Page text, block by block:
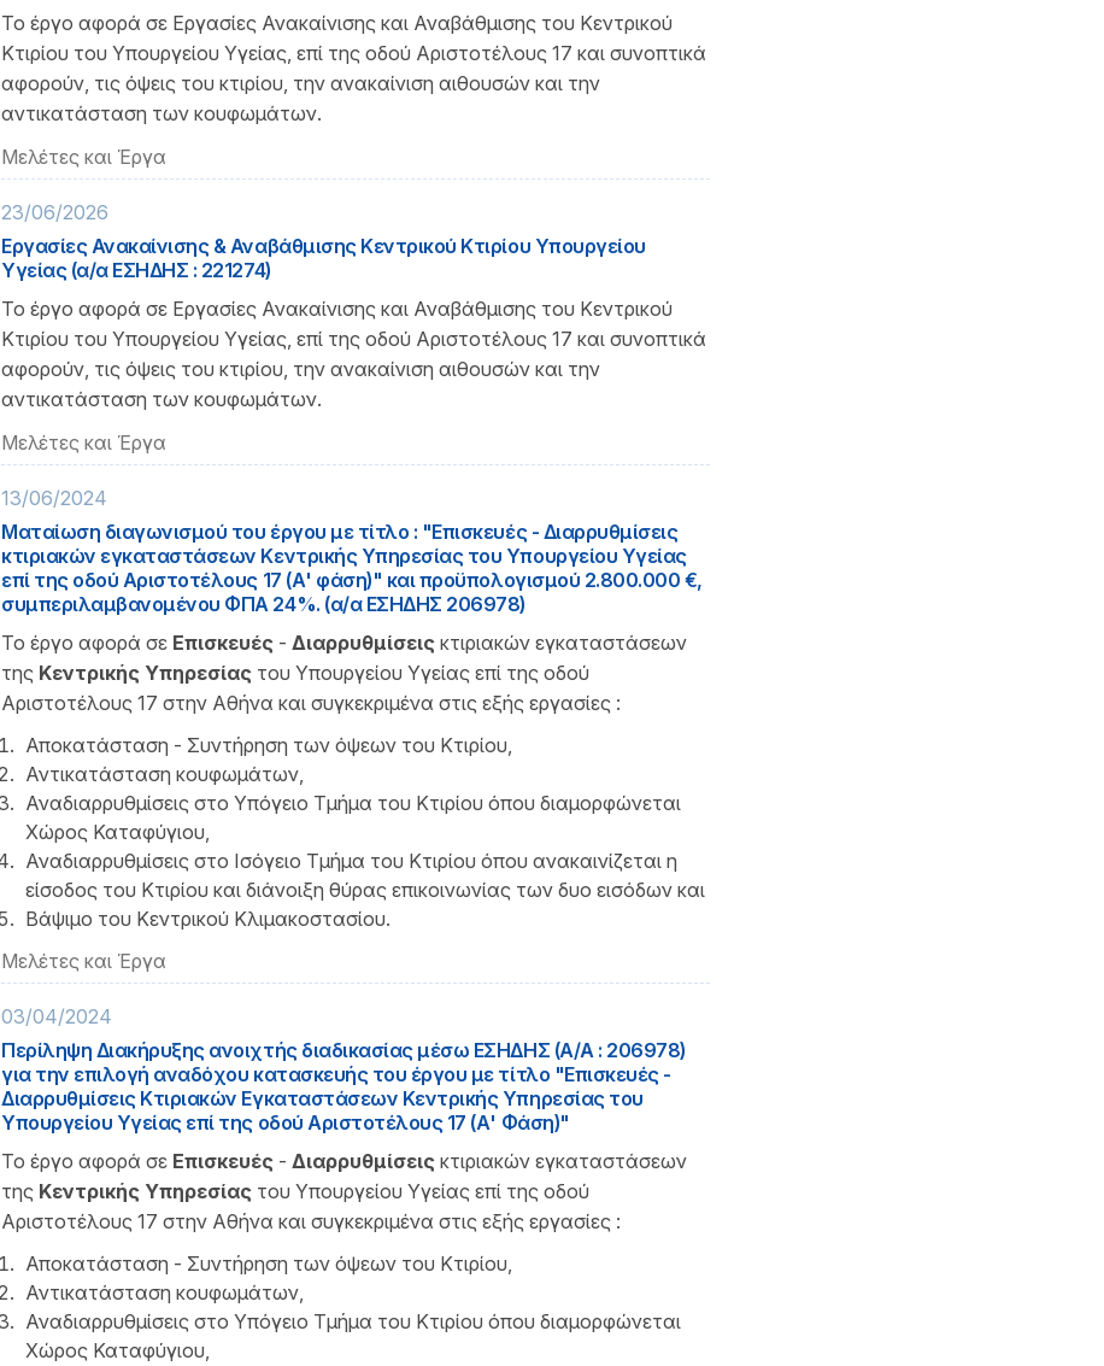
Το έργο αφορά σε Εργασίες Ανακαίνισης και Αναβάθμισης του Κεντρικού
Κτιρίου του Υπουργείου Υγείας, επί της οδού Αριστοτέλους 17 και συνοπτικά
αφορούν, τις όψεις του κτιρίου, την ανακαίνιση αιθουσών και την
αντικατάσταση των κουφωμάτων.
Μελέτες και Έργα
23/06/2026
Εργασίες Ανακαίνισης & Αναβάθμισης Κεντρικού Κτιρίου Υπουργείου
Υγείας (α/α ΕΣΗΔΗΣ : 221274)
Το έργο αφορά σε Εργασίες Ανακαίνισης και Αναβάθμισης του Κεντρικού
Κτιρίου του Υπουργείου Υγείας, επί της οδού Αριστοτέλους 17 και συνοπτικά
αφορούν, τις όψεις του κτιρίου, την ανακαίνιση αιθουσών και την
αντικατάσταση των κουφωμάτων.
Μελέτες και Έργα
13/06/2024
Ματαίωση διαγωνισμού του έργου με τίτλο : "Επισκευές - Διαρρυθμίσεις
κτιριακών εγκαταστάσεων Κεντρικής Υπηρεσίας του Υπουργείου Υγείας
επί της οδού Αριστοτέλους 17 (Α' φάση)" και προϋπολογισμού 2.800.000 €,
συμπεριλαμβανομένου ΦΠΑ 24%. (α/α ΕΣΗΔΗΣ 206978)
Το έργο αφορά σε Επισκευές - Διαρρυθμίσεις κτιριακών εγκαταστάσεων
της Κεντρικής Υπηρεσίας του Υπουργείου Υγείας επί της οδού
Αριστοτέλους 17 στην Αθήνα και συγκεκριμένα στις εξής εργασίες :
Αποκατάσταση - Συντήρηση των όψεων του Κτιρίου,
Αντικατάσταση κουφωμάτων,
Αναδιαρρυθμίσεις στο Υπόγειο Τμήμα του Κτιρίου όπου διαμορφώνεται
Χώρος Καταφύγιου,
Αναδιαρρυθμίσεις στο Ισόγειο Τμήμα του Κτιρίου όπου ανακαινίζεται η
είσοδος του Κτιρίου και διάνοιξη θύρας επικοινωνίας των δυο εισόδων και
Βάψιμο του Κεντρικού Κλιμακοστασίου.
Μελέτες και Έργα
03/04/2024
Περίληψη Διακήρυξης ανοιχτής διαδικασίας μέσω ΕΣΗΔΗΣ (A/A : 206978)
για την επιλογή αναδόχου κατασκευής του έργου με τίτλο "Επισκευές -
Διαρρυθμίσεις Κτιριακών Εγκαταστάσεων Κεντρικής Υπηρεσίας του
Υπουργείου Υγείας επί της οδού Αριστοτέλους 17 (Α' Φάση)"
Το έργο αφορά σε Επισκευές - Διαρρυθμίσεις κτιριακών εγκαταστάσεων
της Κεντρικής Υπηρεσίας του Υπουργείου Υγείας επί της οδού
Αριστοτέλους 17 στην Αθήνα και συγκεκριμένα στις εξής εργασίες :
Αποκατάσταση - Συντήρηση των όψεων του Κτιρίου,
Αντικατάσταση κουφωμάτων,
Αναδιαρρυθμίσεις στο Υπόγειο Τμήμα του Κτιρίου όπου διαμορφώνεται
Χώρος Καταφύγιου,